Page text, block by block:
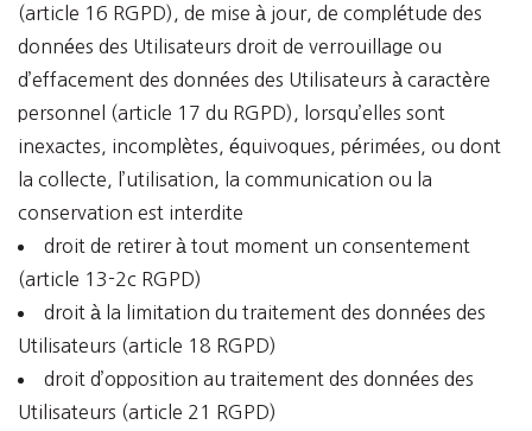
(article 16 RGPD), de mise à jour, de complétude des
données des Utilisateurs droit de verrouillage ou
d’effacement des données des Utilisateurs à caractère
personnel (article 17 du RGPD), lorsqu’elles sont
inexactes, incomplètes, équivoques, périmées, ou dont
la collecte, l’utilisation, la communication ou la
conservation est interdite
droit de retirer à tout moment un consentement
(article 13-2c RGPD)
droit à la limitation du traitement des données des
Utilisateurs (article 18 RGPD)
droit d’opposition au traitement des données des
Utilisateurs (article 21 RGPD)